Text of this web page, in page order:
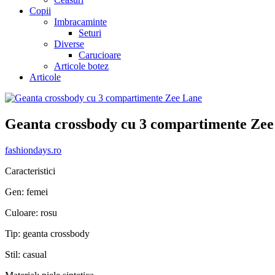
Copii
Imbracaminte
Seturi
Diverse
Carucioare
Articole botez
Articole
Geanta crossbody cu 3 compartimente
fashiondays.ro
Caracteristici
Gen: femei
Culoare: rosu
Tip: geanta crossbody
Stil: casual